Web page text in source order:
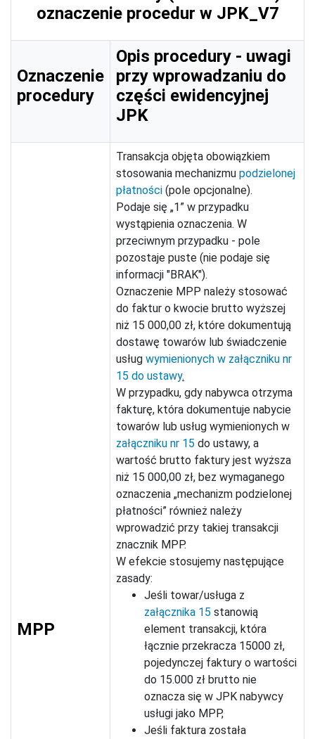
oznaczenie procedur w JPK_V7
Oznaczenie
procedury
Opis procedury - uwagi
przy wprowadzaniu do
części ewidencyjnej
JPK
MPP
Transakcja objęta obowiązkiem
stosowania mechanizmu podzielonej
płatności (pole opcjonalne).
Podaje się „1” w przypadku
wystąpienia oznaczenia. W
przeciwnym przypadku - pole
pozostaje puste (nie podaje się
informacji "BRAK").
Oznaczenie MPP należy stosować
do faktur o kwocie brutto wyższej
niż 15 000,00 zł, które dokumentują
dostawę towarów lub świadczenie
usług wymienionych w załączniku nr
15 do ustawy.
W przypadku, gdy nabywca otrzyma
fakturę, która dokumentuje nabycie
towarów lub usług wymienionych w
załączniku nr 15 do ustawy, a
wartość brutto faktury jest wyższa
niż 15 000,00 zł, bez wymaganego
oznaczenia „mechanizm podzielonej
płatności” również należy
wprowadzić przy takiej transakcji
znacznik MPP.
W efekcie stosujemy następujące
zasady:
Jeśli towar/usługa z
załącznika 15 stanowią
element transakcji, która
łącznie przekracza 15000 zł,
pojedynczej faktury o wartości
do 15.000 zł brutto nie
oznacza się w JPK nabywcy
usługi jako MPP,
Jeśli faktura została